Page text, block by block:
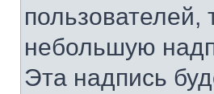
небольшую
Эта надпись